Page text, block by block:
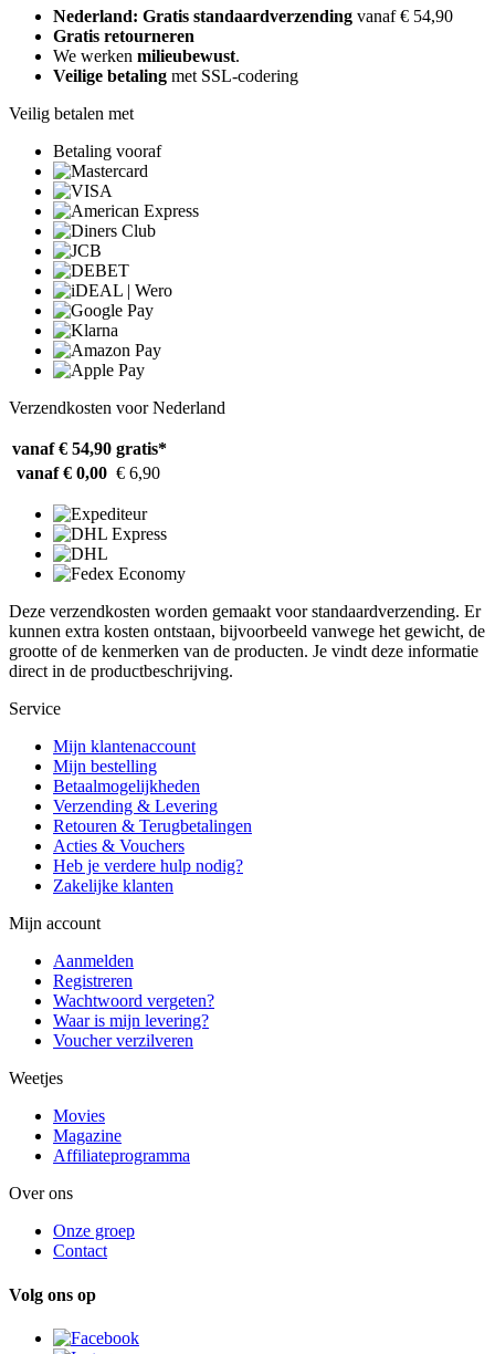
Nederland: Gratis standaardverzending vanaf € 54,90
Gratis retourneren
We werken milieubewust.
Veilige betaling met SSL-codering
Veilig betalen met
Betaling vooraf
Verzendkosten voor Nederland
vanaf € 54,90 gratis*
vanaf € 0,00 € 6,90
Deze verzendkosten worden gemaakt voor standaardverzending. Er
kunnen extra kosten ontstaan, bijvoorbeeld vanwege het gewicht, de
grootte of de kenmerken van de producten. Je vindt deze informatie
direct in de productbeschrijving.
Service
Mijn klantenaccount
Mijn bestelling
Betaalmogelijkheden
Verzending & Levering
Retouren & Terugbetalingen
Acties & Vouchers
Heb je verdere hulp nodig?
Zakelijke klanten
Mijn account
Aanmelden
Registreren
Wachtwoord vergeten?
Waar is mijn levering?
Voucher verzilveren
Weetjes
Movies
Magazine
Affiliateprogramma
Over ons
Onze groep
Contact
Volg ons op